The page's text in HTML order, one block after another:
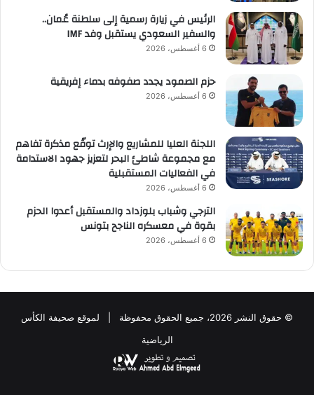
الرئيس في زيارة رسمية إلى سلطنة عُمان..
والسفير السعودي يستقبل وفد IMF
6 أغسطس، 2026
حزم الصمود يجدد صفوفه بدماء إفريقية
6 أغسطس، 2026
اللجنة العليا للمشاريع والإرث توقّع مذكرة تفاهم
مع مجموعة شاطئ البحر لتعزيز جهود الاستدامة
في الفعاليات المستقبلية
6 أغسطس، 2026
الترجي وشباب بلوزداد والمستقبل أعدوا الحزم
بقوة في معسكره الناجح بتونس
6 أغسطس، 2026
© حقوق النشر 2026، جميع الحقوق محفوظة | لموقع صحيفة الكأس
الرياضية